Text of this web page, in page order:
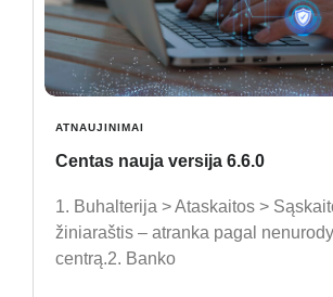
ATNAUJINIMAI
Centas nauja versija 6.6.0
1. Buhalterija > Ataskaitos >
žiniaraštis – atranka pagal
centrą.2. Banko